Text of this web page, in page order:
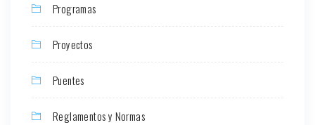
Programas
Proyectos
Puentes
Reglamentos y Normas